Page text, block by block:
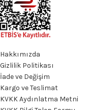
Hakkımızda
Gizlilik Politikası
İade ve Değişim
Kargo ve Teslimat
KVKK Aydınlatma Metni